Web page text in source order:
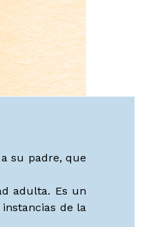
su padre, que
adulta. Es un
de la